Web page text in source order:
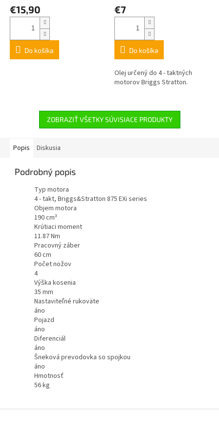
€15,90
Do košíka
€7
Do košíka
Olej určený do 4 - taktných
motorov Briggs Stratton.
ZOBRAZIŤ VŠETKY SÚVISIACE PRODUKTY
Popis Diskusia
Podrobný popis
Typ motora
4 - takt, Briggs&Stratton 875 EXi series
Objem motora
190 cm³
Krútiaci moment
11.87 Nm
Pracovný záber
60 cm
Počet nožov
4
Výška kosenia
35 mm
Nastaviteľné rukoväte
áno
Pojazd
áno
Diferenciál
áno
Šneková prevodovka so spojkou
áno
Hmotnosť
56 kg